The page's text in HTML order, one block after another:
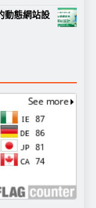
動態網站設